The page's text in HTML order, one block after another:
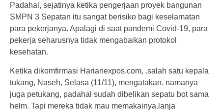
Padahal, sejatinya ketika pengerjaan proyek bangunan
SMPN 3 Sepatan itu sangat berisiko bagi keselamatan
para pekerjanya. Apalagi di saat pandemi Covid-19, para
pekerja seharusnya tidak mengabaikan protokol
kesehatan.
Ketika dikomfirmasi Harianexpos.com, .salah satu kepala
tukang, Naseh, Selasa (11/11), mengatakan. namanya
juga petukang, padahal sudah dibelikan sepatu bot sama
helm. Tapi mereka tidak mau memakainya.lanja